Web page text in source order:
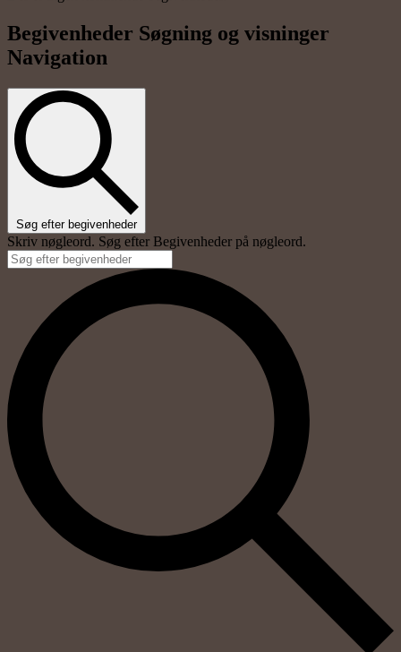
Begivenheder Søgning og visninger
Navigation
Søg efter begivenheder
Skriv nøgleord. Søg efter Begivenheder på nøgleord.